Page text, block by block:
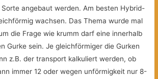
angebaut werden. Am besten Hybrid-
wachsen. Das Thema wurde mal
die Frage wie krumm darf eine innerhalb
Gurke sein. Je gleichförmiger die Gurken
z.B. der transport kalkuliert werden, ob
immer 12 oder wegen unförmigkeit nur 8-